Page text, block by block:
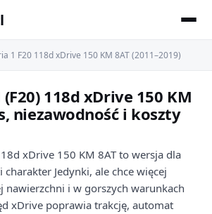
1 F20 118d xDrive 150 KM 8AT (2011–2019)
(F20) 118d xDrive 150 KM
niezawodność i koszty
xDrive 150 KM 8AT to wersja dla
Jedynki, ale chce więcej
nawierzchni i w gorszych warunkach
xDrive poprawia trakcję, automat